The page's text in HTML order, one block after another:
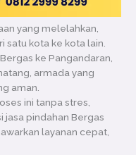
yang melelahkan,
satu kota ke kota lain.
ke Pangandaran,
armada yang
aman.
ini tanpa stres,
jasa pindahan Bergas
layanan cepat,